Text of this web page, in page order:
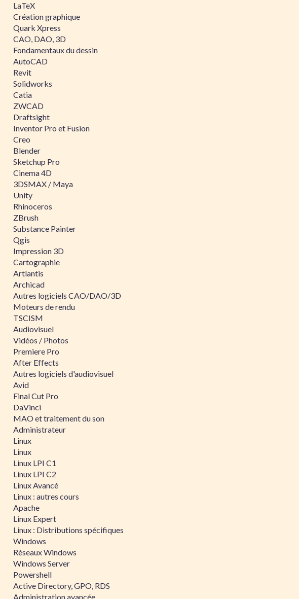
LaTeX
Création graphique
Quark Xpress
CAO, DAO, 3D
Fondamentaux du dessin
AutoCAD
Revit
Solidworks
Catia
ZWCAD
Draftsight
Inventor Pro et Fusion
Creo
Blender
Sketchup Pro
Cinema 4D
3DSMAX / Maya
Unity
Rhinoceros
ZBrush
Substance Painter
Qgis
Impression 3D
Cartographie
Artlantis
Archicad
Autres logiciels CAO/DAO/3D
Moteurs de rendu
TSCISM
Audiovisuel
Vidéos / Photos
Premiere Pro
After Effects
Autres logiciels d'audiovisuel
Avid
Final Cut Pro
DaVinci
MAO et traitement du son
Administrateur
Linux
Linux
Linux LPI C1
Linux LPI C2
Linux Avancé
Linux : autres cours
Apache
Linux Expert
Linux : Distributions spécifiques
Windows
Réseaux Windows
Windows Server
Powershell
Active Directory, GPO, RDS
Administration avancée